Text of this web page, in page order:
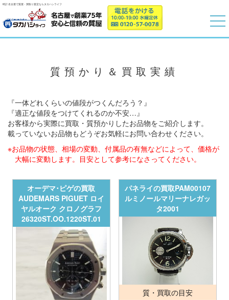
時計 名古屋で質屋・買取り査定ならタカハシライフ
質預かり＆買取実績
『一体どれくらいの値段がつくんだろう？』
『適正な値段をつけてくれるのか不安…』
お客様から実際に買取・質預かりしたお品物をご紹介します。
載っていないお品物もどうぞお気軽にお問い合わせください。
※お品物の状態、相場の変動、付属品の有無などによって、価格が
大幅に変動します。目安として参考になさってください。
オーデマ･ピゲの買取
AUDEMARS PIGUET ロイ
ヤルオーク クロノグラフ
26320ST.OO.1220ST.01
パネライの買取PAM00107
ルミノールマリーナレガッ
タ2001
質・買取の目安